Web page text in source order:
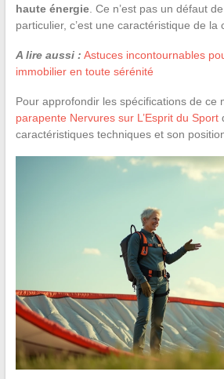
haute énergie. Ce n’est pas un défaut
particulier, c’est une caractéristique de la
A lire aussi : Astuces incontournables
immobilier en toute sérénité
Pour approfondir les spécifications de ce
parapente Nervures sur L’Esprit du Sport
caractéristiques techniques et son